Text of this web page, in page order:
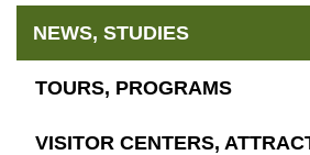
NEWS, STUDIES
TOURS, PROGRAMS
VISITOR CENTERS,